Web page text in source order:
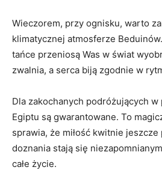
Wieczorem,⁤ przy ognisku, warto
klimatycznej atmosferze
tańce przeniosą Was w świat
zwalnia, ⁤a serca ⁢biją zgodnie w‌
Dla zakochanych podróżujących w
Egiptu są gwarantowane. To
sprawia, że miłość kwitnie
doznania stają się
całe życie.